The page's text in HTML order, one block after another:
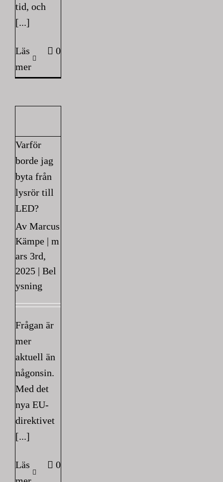
tid, och
[...]
Läs
mer
0
Varför
borde jag
byta från
lysrör till
LED?
Av Marcus
Kämpe | m
ars 3rd,
2025 | Bel
ysning
Frågan är
mer
aktuell än
någonsin.
Med det
nya EU-
direktivet
[...]
Läs
0